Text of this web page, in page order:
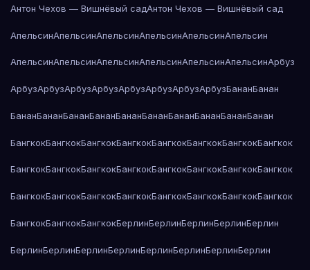
Антон Чехов — Вишнёвый садАнтон Чехов — Вишнёвый сад
АпельсинАпельсинАпельсинАпельсинАпельсинАпельсин
АпельсинАпельсинАпельсинАпельсинАпельсинАпельсинАрбуз
АрбузАрбузАрбузАрбузАрбузАрбузАрбузАрбузБананБанан
БананБананБананБананБананБананБананБананБананБанан
БангкокБангкокБангкокБангкокБангкокБангкокБангкокБангкок
БангкокБангкокБангкокБангкокБангкокБангкокБангкокБангкок
БангкокБангкокБангкокБангкокБангкокБангкокБангкокБангкок
БангкокБангкокБангкокБерлинБерлинБерлинБерлинБерлин
БерлинБерлинБерлинБерлинБерлинБерлинБерлинБерлин